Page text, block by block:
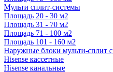
Мульти сплит-системы
Площадь 20 - 30 м2
Площадь 31 - 70 м2
Площадь 71 - 100 м2
Площадь 101 - 160 м2
Наружные блоки мульти-сплит
Hisense кассетные
Hisense канальные